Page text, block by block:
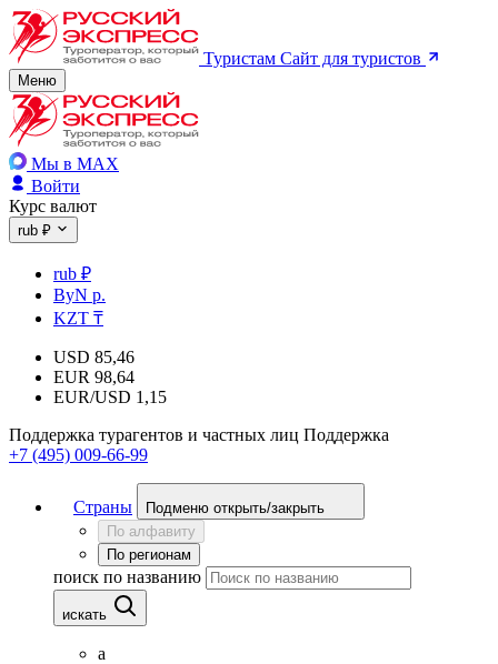
Туристам Сайт для туристов
Меню
Мы в MAX
Войти
Курс валют
rub ₽
rub ₽
ByN р.
KZT ₸
USD 85,46
EUR 98,64
EUR/USD 1,15
Поддержка турагентов и частных лиц Поддержка
+7 (495) 009-66-99
Страны
Подменю открыть/закрыть
По алфавиту
По регионам
поиск по названию
искать
а